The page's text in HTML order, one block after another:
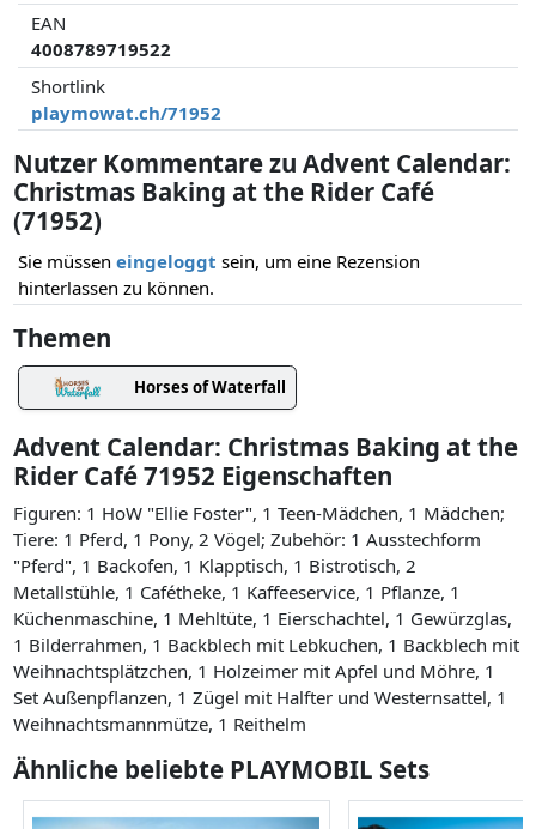
EAN
4008789719522
Shortlink
playmowat.ch/71952
Nutzer Kommentare zu Advent Calendar:
Christmas Baking at the Rider Café
(71952)
Sie müssen eingeloggt sein, um eine Rezension
hinterlassen zu können.
Themen
Horses of Waterfall
Advent Calendar: Christmas Baking at the
Rider Café 71952 Eigenschaften
Figuren: 1 HoW "Ellie Foster", 1 Teen-Mädchen, 1 Mädchen;
Tiere: 1 Pferd, 1 Pony, 2 Vögel; Zubehör: 1 Ausstechform
"Pferd", 1 Backofen, 1 Klapptisch, 1 Bistrotisch, 2
Metallstühle, 1 Cafétheke, 1 Kaffeeservice, 1 Pflanze, 1
Küchenmaschine, 1 Mehltüte, 1 Eierschachtel, 1 Gewürzglas,
1 Bilderrahmen, 1 Backblech mit Lebkuchen, 1 Backblech mit
Weihnachtsplätzchen, 1 Holzeimer mit Apfel und Möhre, 1
Set Außenpflanzen, 1 Zügel mit Halfter und Westernsattel, 1
Weihnachtsmannmütze, 1 Reithelm
Ähnliche beliebte PLAYMOBIL Sets